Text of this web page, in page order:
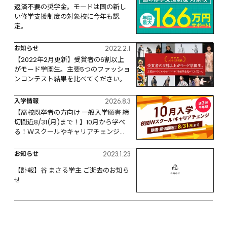
返済不要の奨学金。モードは国の新し
い修学支援制度の対象校に今年も認
定。
お知らせ 2022.2.1
【2022年2月更新】受賞者の6割以上
がモード学園生。主要5つのファッショ
ンコンテスト結果を比べてください。
入学情報 2026.8.3
【高校既卒者の方向け 一般入学願書 締
切間近8/31(月)まで！】10月から学べ
る！Ｗスクールやキャリアチェンジな
お知らせ 2023.1.23
【訃報】谷 まさる学主 ご逝去のお知ら
せ